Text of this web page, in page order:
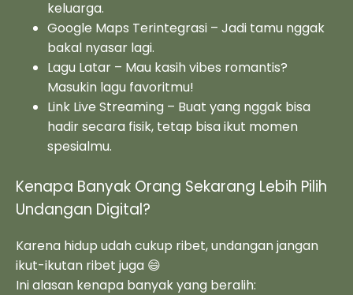
keluarga.
Google Maps Terintegrasi – Jadi tamu nggak
bakal nyasar lagi.
Lagu Latar – Mau kasih vibes romantis?
Masukin lagu favoritmu!
Link Live Streaming – Buat yang nggak bisa
hadir secara fisik, tetap bisa ikut momen
spesialmu.
Kenapa Banyak Orang Sekarang Lebih Pilih
Undangan Digital?
Karena hidup udah cukup ribet, undangan jangan
ikut-ikutan ribet juga 😄
Ini alasan kenapa banyak yang beralih: